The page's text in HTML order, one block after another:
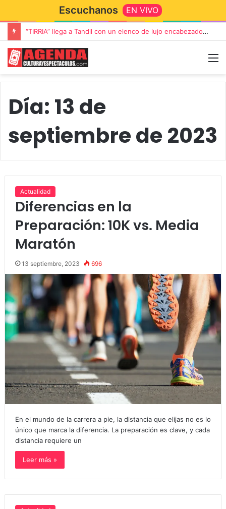
Escuchanos EN VIVO
“TIRRIA” llega a Tandil con un elenco de lujo encabezado por Capusotto, Spregelburd y Stefani
Día: 13 de
septiembre de 2023
Actualidad
Diferencias en la
Preparación: 10K vs. Media
Maratón
13 septiembre, 2023 696
En el mundo de la carrera a pie, la distancia que elijas no es lo
único que marca la diferencia. La preparación es clave, y cada
distancia requiere un
Leer más »